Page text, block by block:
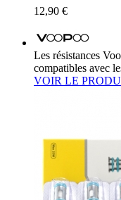
12,90 €
Les résistances
compatibles avec
VOIR LE